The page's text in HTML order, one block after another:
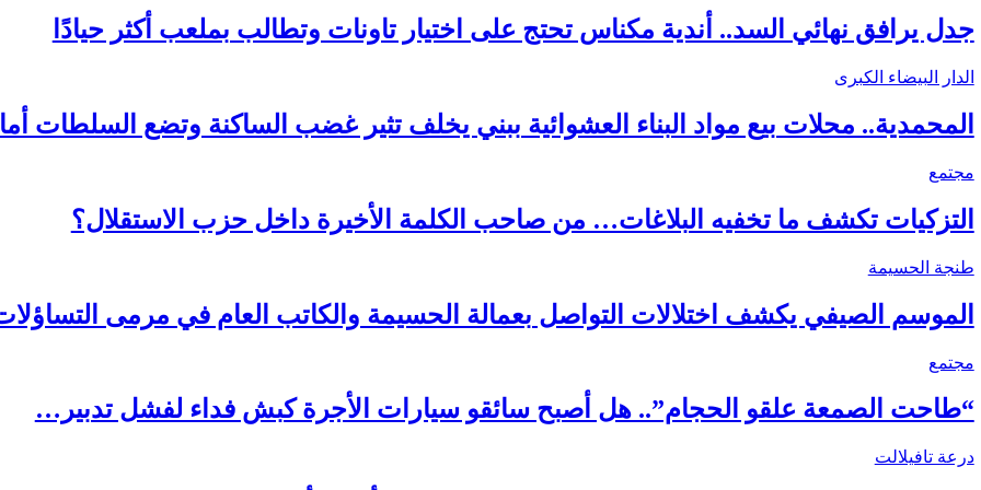
جدل يرافق نهائي السد.. أندية مكناس تحتج على اختيار تاونات وتطالب بملعب أكثر حيادًا
الدار البيضاء الكبرى
المحمدية.. محلات بيع مواد البناء العشوائية ببني يخلف تثير غضب الساكنة وتضع السلطات
مجتمع
التزكيات تكشف ما تخفيه البلاغات… من صاحب الكلمة الأخيرة داخل حزب الاستقلال؟
طنجة الحسيمة
الموسم الصيفي يكشف اختلالات التواصل بعمالة الحسيمة والكاتب العام في مرمى
مجتمع
“طاحت الصمعة علقو الحجام”.. هل أصبح سائقو سيارات الأجرة كبش فداء لفشل تدبير…
درعة تافيلالت